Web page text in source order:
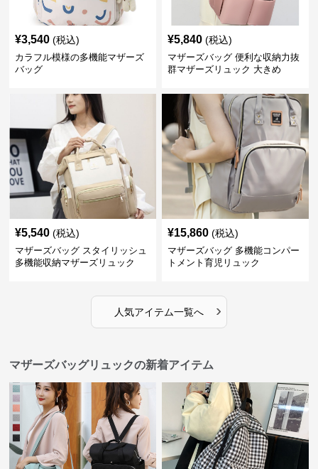
¥3,540 (税込)
カラフル模様の多機能マザーズ
バッグ
¥5,840 (税込)
マザーズバッグ 便利な収納力抜
群マザーズリュック 大きめ
¥5,540 (税込)
マザーズバッグ スタイリッシュ
多機能収納マザーズリュック
¥15,860 (税込)
マザーズバッグ 多機能コンパー
トメント育児リュック
人気アイテム一覧へ ›
マザーズバッグリュックの新着アイテム